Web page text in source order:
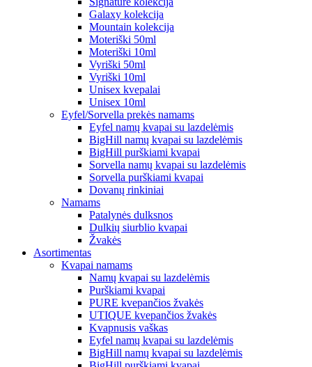
Galaxy kolekcija
Mountain kolekcija
Moteriški 50ml
Moteriški 10ml
Vyriški 50ml
Vyriški 10ml
Unisex kvepalai
Unisex 10ml
Eyfel/Sorvella prekės namams
Eyfel namų kvapai su lazdelėmis
BigHill namų kvapai su lazdelėmis
BigHill purškiami kvapai
Sorvella namų kvapai su lazdelėmis
Sorvella purškiami kvapai
Dovanų rinkiniai
Namams
Patalynės dulksnos
Dulkių siurblio kvapai
Žvakės
Asortimentas
Kvapai namams
Namų kvapai su lazdelėmis
Purškiami kvapai
PURE kvepančios žvakės
UTIQUE kvepančios žvakės
Kvapnusis vaškas
Eyfel namų kvapai su lazdelėmis
BigHill namų kvapai su lazdelėmis